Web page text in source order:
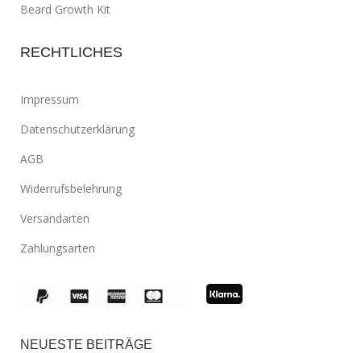
Beard Growth Kit
RECHTLICHES
Impressum
Datenschutzerklärung
AGB
Widerrufsbelehrung
Versandarten
Zahlungsarten
NEUESTE BEITRÄGE